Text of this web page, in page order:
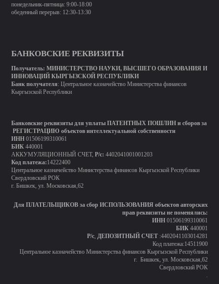
понедельник-пятница: 9:00-18:00
обеденный перерыв: 12:30-13:30
БАНКОВСКИЕ РЕКВИЗИТЫ
Получатель: МИНИСТЕРСТВО НАУКИ, ВЫСШЕГО ОБРАЗОВАНИЯ И
ИННОВАЦИЙ КЫРГЫЗСКОЙ РЕСПУБЛИКИ
Банк получателя: Центральное казначейство Министерства финансов
Кыргызской Республики
Банковские реквизиты для уплаты ПАТЕНТНЫХ ПОШЛИН и сборов за
РЕГИСТРАЦИЮ объектов интеллектуальной собственности
ИНН01506199310061
БИК440001
АККУМУЛЯЦИОННЫЙ СЧЕТ,
Р/с: 4402041001001203
Код платежа:14222400
Центральное казначейство Министерства финансов Кыргызской Республики
Свердловский РОК
г. Бишкек, ул. Московская,62
Для ПЛАТЕЛЬЩИКОВ за сбор ИСПОЛЬЗОВАНИЯ объектов авторских
прав реквизиты не поменялись:
ИНН 01506199310061
БИК 440001
Р/с, ДЕПОЗИТНЫЙ СЧЕТ:4402041103014281
Код платежа:14511900
Центральное казначейство Министерства финансов Кыргызской Республики
г. Бишкек, ул. Московская,62
Свердловский РОК